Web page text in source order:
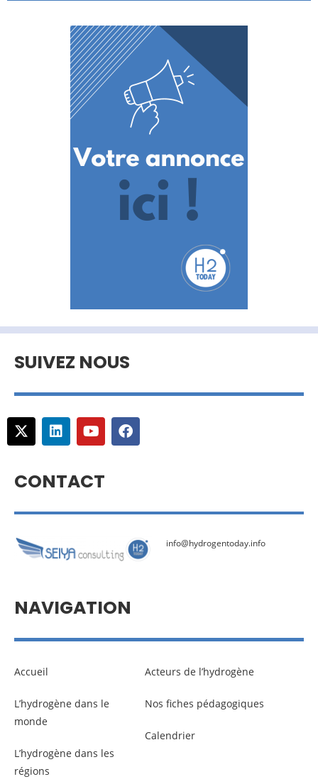
SUIVEZ NOUS
CONTACT
info@hydrogentoday.info
NAVIGATION
Accueil
L’hydrogène dans le
monde
L’hydrogène dans les
régions
Acteurs de l’hydrogène
Nos fiches pédagogiques
Calendrier